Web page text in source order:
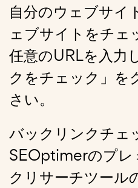
自分のウェブサイ
ェブサイトをチェ
任意のURLを入力
クをチェック」を
さい。
バックリンクチェ
SEOptimerのプレ
クリサーチツール